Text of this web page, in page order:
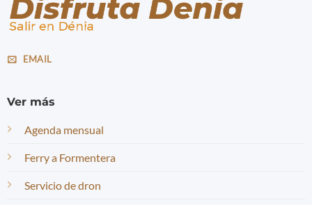
EMAIL
Ver más
Agenda mensual
Ferry a Formentera
Servicio de dron